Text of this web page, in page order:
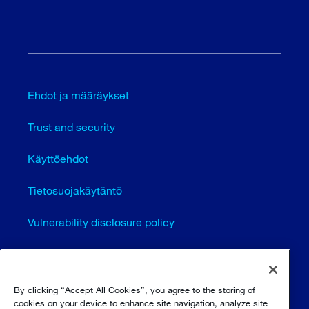
Ehdot ja määräykset
Trust and security
Käyttöehdot
Tietosuojakäytäntö
Vulnerability disclosure policy
Cookie settings (EN)
Sivustokartta
By clicking “Accept All Cookies”, you agree to the storing of
cookies on your device to enhance site navigation, analyze site